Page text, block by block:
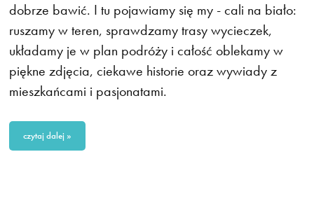
dobrze bawić. I tu pojawiamy się my - cali na biało:
ruszamy w teren, sprawdzamy trasy wycieczek,
układamy je w plan podróży i całość oblekamy w
piękne zdjęcia, ciekawe historie oraz wywiady z
mieszkańcami i pasjonatami.
czytaj dalej »